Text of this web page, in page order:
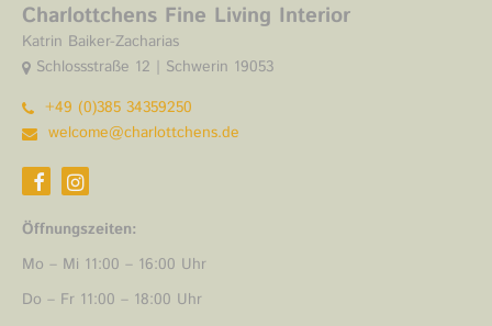
Charlottchens Fine Living Interior
Katrin Baiker-Zacharias
Schlossstraße 12 | Schwerin 19053
+49 (0)385 34359250
welcome@charlottchens.de
Öffnungszeiten:
Mo – Mi 11:00 – 16:00 Uhr
Do – Fr 11:00 – 18:00 Uhr